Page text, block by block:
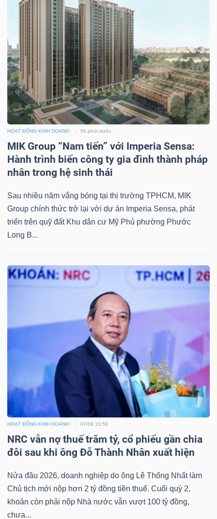
HOẠT ĐỘNG KINH DOANH 56 phút trước
MIK Group “Nam tiến” với Imperia Sensa:
Hành trình biến công ty gia đình thành pháp
nhân trong hệ sinh thái
Sau nhiều năm vắng bóng tại thị trường TPHCM, MIK
Group chính thức trở lại với dự án Imperia Sensa, phát
triển trên quỹ đất Khu dân cư Mỹ Phú phường Phước
Long B...
HOẠT ĐỘNG KINH DOANH 07/08 10:50
NRC vẫn nợ thuế trăm tỷ, cổ phiếu gần chia
đôi sau khi ông Đỗ Thành Nhân xuất hiện
Nửa đầu 2026, doanh nghiệp do ông Lê Thống Nhất làm
Chủ tịch mới nộp hơn 2 tỷ đồng tiền thuế. Cuối quý 2,
khoản còn phải nộp Nhà nước vẫn vượt 100 tỷ đồng,
chưa...
TƯ
TRUY
XUẤT
DỮ
LIỆU
Ngành
(-)
VS-
SECTOR
NĂNG
NGHIỆP